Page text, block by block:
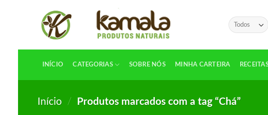
content
INÍCIO CATEGORIAS SOBRE NÓS MINHA CARTEIRA
Início / Produtos marcados com a tag “Chá”